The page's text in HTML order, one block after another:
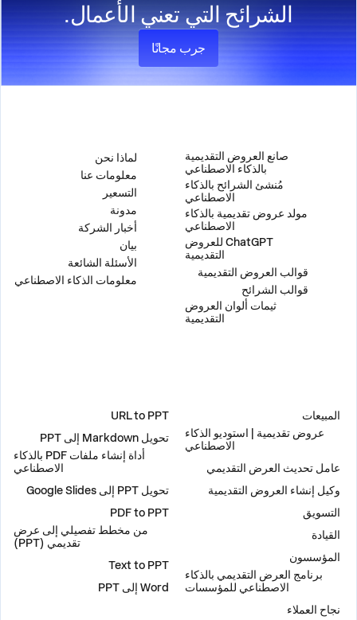
الشرائح التي تعني الأعمال.
جرب مجانًا
صانع العروض التقديمية
بالذكاء الاصطناعي
مُنشئ الشرائح بالذكاء
الاصطناعي
مولد عروض تقديمية بالذكاء
الاصطناعي
ChatGPT للعروض
التقديمية
قوالب العروض التقديمية
قوالب الشرائح
ثيمات ألوان العروض
التقديمية
لماذا نحن
معلومات عنا
التسعير
مدونة
أخبار الشركة
بيان
الأسئلة الشائعة
معلومات الذكاء الاصطناعي
المبيعات
عروض تقديمية | استوديو الذكاء
الاصطناعي
عامل تحديث العرض التقديمي
وكيل إنشاء العروض التقديمية
التسويق
القيادة
المؤسسون
برنامج العرض التقديمي بالذكاء
الاصطناعي للمؤسسات
نجاح العملاء
URL to PPT
تحويل Markdown إلى PPT
أداة إنشاء ملفات PDF بالذكاء
الاصطناعي
تحويل PPT إلى Google Slides
PDF to PPT
من مخطط تفصيلي إلى عرض
تقديمي (PPT)
Text to PPT
Word إلى PPT